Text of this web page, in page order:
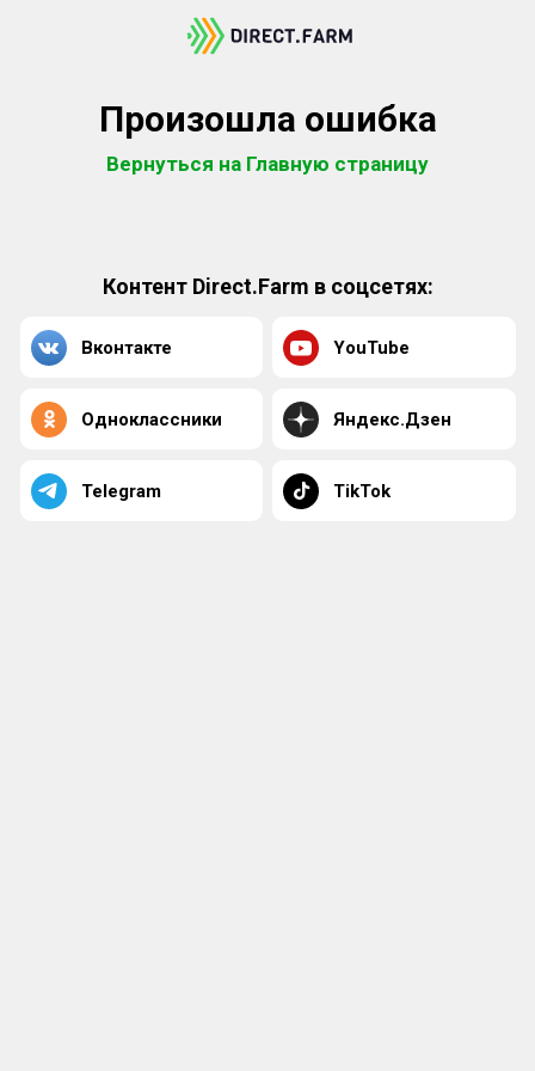
Произошла ошибка
Вернуться на Главную страницу
Контент Direct.Farm в соцсетях:
Вконтакте YouTube
Одноклассники Яндекс.Дзен
Telegram TikTok